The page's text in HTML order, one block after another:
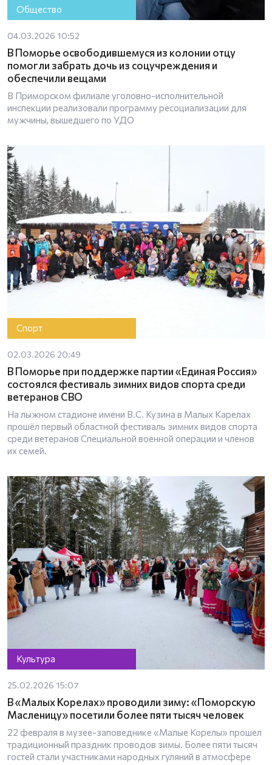
Общество
04.03.2026 10:52
В Поморье освободившемуся из колонии отцу
помогли забрать дочь из соцучреждения и
обеспечили вещами
В Приморском филиале уголовно-исполнительной
инспекции реализовали программу ресоциализации для
мужчины, вышедшего по УДО
Спорт
02.03.2026 20:49
В Поморье при поддержке партии «Единая Россия»
состоялся фестиваль зимних видов спорта среди
ветеранов СВО
На лыжном стадионе имени В.С. Кузина в Малых Карелах
прошёл первый областной фестиваль зимних видов спорта
среди ветеранов Специальной военной операции и членов
их семей.
Культура
25.02.2026 15:07
В «Малых Корелах» проводили зиму: «Поморскую
Масленицу» посетили более пяти тысяч человек
22 февраля в музее-заповеднике «Малые Корелы» прошел
традиционный праздник проводов зимы. Более пяти тысяч
гостей стали участниками народных гуляний в атмосфере